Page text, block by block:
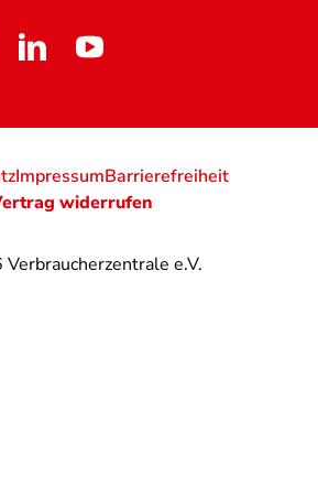
Verbraucherzentrale e.V.
ImpressumBarrierefreiheit
widerrufen